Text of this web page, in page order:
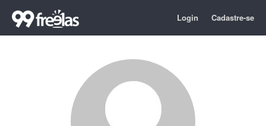
Login Cadastre-se